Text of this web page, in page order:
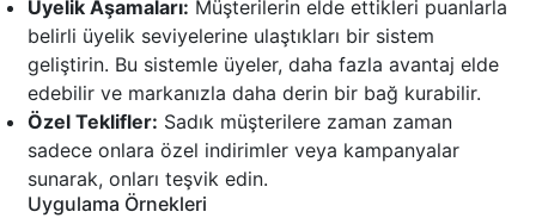
Üyelik Aşamaları: Müşterilerin elde ettikleri puanlarla
belirli üyelik seviyelerine ulaştıkları bir sistem
geliştirin. Bu sistemle üyeler, daha fazla avantaj elde
edebilir ve markanızla daha derin bir bağ kurabilir.
Özel Teklifler: Sadık müşterilere zaman zaman
sadece onlara özel indirimler veya kampanyalar
sunarak, onları teşvik edin.
Uygulama Örnekleri